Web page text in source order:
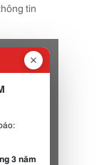
tin
3 năm